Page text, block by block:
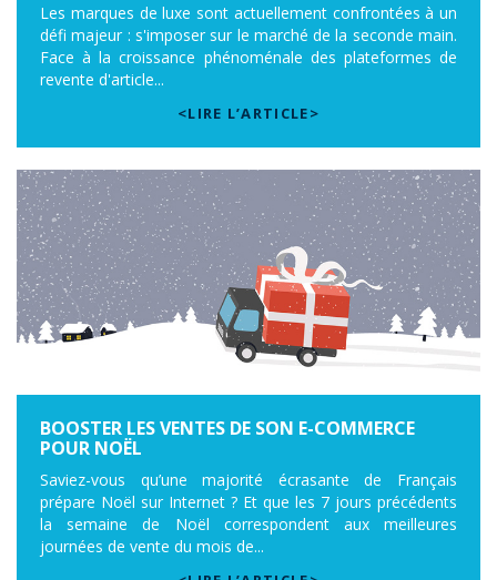
Les marques de luxe sont actuellement confrontées à un
défi majeur : s'imposer sur le marché de la seconde main.
Face à la croissance phénoménale des plateformes de
revente d'article...
<LIRE L’ARTICLE>
BOOSTER LES VENTES DE SON E-COMMERCE
POUR NOËL
Saviez-vous qu’une majorité écrasante de Français
prépare Noël sur Internet ? Et que les 7 jours précédents
la semaine de Noël correspondent aux meilleures
journées de vente du mois de...